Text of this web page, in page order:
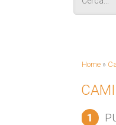
Home »
1